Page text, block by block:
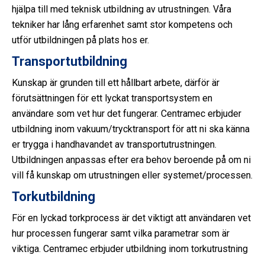
hjälpa till med teknisk utbildning av utrustningen. Våra
tekniker har lång erfarenhet samt stor kompetens och
utför utbildningen på plats hos er.
Transportutbildning
Kunskap är grunden till ett hållbart arbete, därför är
förutsättningen för ett lyckat transportsystem en
användare som vet hur det fungerar. Centramec erbjuder
utbildning inom vakuum/trycktransport för att ni ska känna
er trygga i handhavandet av transportutrustningen.
Utbildningen anpassas efter era behov beroende på om ni
vill få kunskap om utrustningen eller systemet/processen.
Torkutbildning
För en lyckad torkprocess är det viktigt att användaren vet
hur processen fungerar samt vilka parametrar som är
viktiga. Centramec erbjuder utbildning inom torkutrustning